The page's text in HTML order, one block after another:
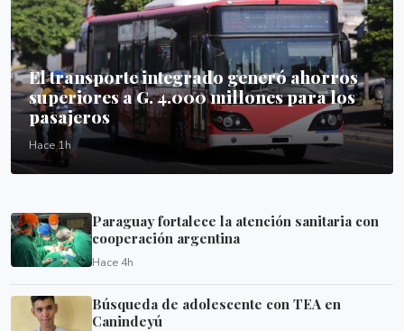
El transporte integrado generó ahorros
superiores a G. 4.000 millones para los
pasajeros
Hace 1h
Paraguay fortalece la atención sanitaria con
cooperación argentina
Hace 4h
Búsqueda de adolescente con TEA en
Canindeyú